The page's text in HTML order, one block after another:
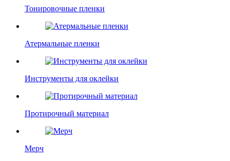
Тонировочные пленки
Атермальные пленки
Инструменты для оклейки
Протирочный материал
Мерч